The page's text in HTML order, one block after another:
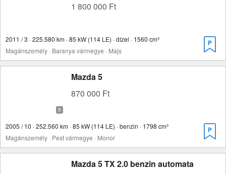
1 800 000 Ft
2011 / 3 · 225.580 km · 85 kW (114 LE) · dízel · 1560 cm³
Magánszemély · Baranya vármegye · Majs
Mazda 5
870 000 Ft
2005 / 10 · 252.560 km · 85 kW (114 LE) · benzin · 1798 cm³
Magánszemély · Pest vármegye · Monor
Mazda 5 TX 2.0 benzin automata